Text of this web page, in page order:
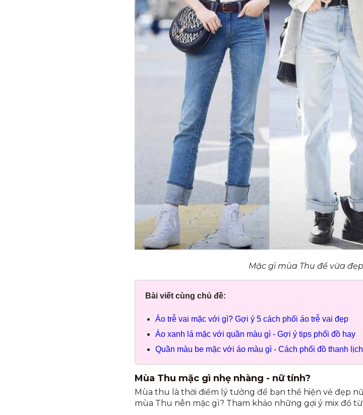
Mặc gì mùa Thu để vừa
Bài viết cùng chủ đề:
Áo trễ vai mặc với gì? Gợi ý 5 cách phối áo trễ vai đẹp
Áo xanh lá mặc với quần màu gì - Gợi ý tips phối đồ hay
Quần màu be mặc với áo màu gì - Cách phối đồ thanh lịch
Mùa Thu mặc gì nhẹ nhàng - nữ tính?
Mùa thu là thời điểm lý tưởng để bạn thể hiện vẻ đẹp
mùa Thu nên mặc gì? Tham khảo những gợi ý mix đồ